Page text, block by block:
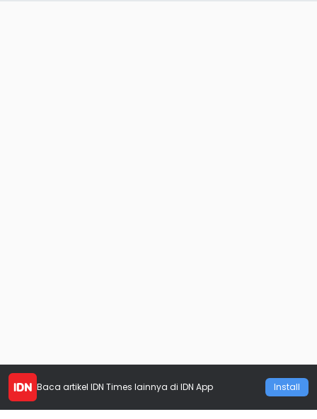
Baca artikel IDN Times lainnya di IDN App Install